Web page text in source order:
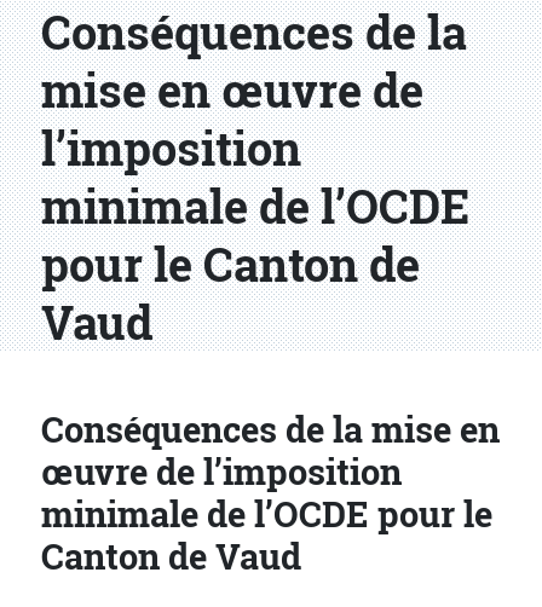
Conséquences de la
mise en œuvre de
l’imposition
minimale de l’OCDE
pour le Canton de
Vaud
Conséquences de la mise en
œuvre de l’imposition
minimale de l’OCDE pour le
Canton de Vaud